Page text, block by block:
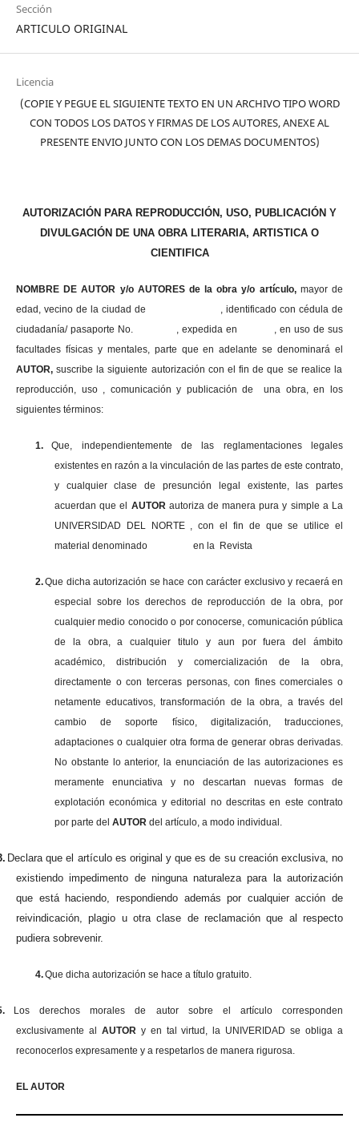
Sección
ARTICULO ORIGINAL
Licencia
(COPIE Y PEGUE EL SIGUIENTE TEXTO EN UN ARCHIVO TIPO WORD
CON TODOS LOS DATOS Y FIRMAS DE LOS AUTORES, ANEXE AL
PRESENTE ENVIO JUNTO CON LOS DEMAS DOCUMENTOS)
AUTORIZACIÓN PARA REPRODUCCIÓN, USO, PUBLICACIÓN Y
DIVULGACIÓN DE UNA OBRA LITERARIA, ARTISTICA O
CIENTIFICA
NOMBRE DE AUTOR y/o AUTORES de la obra y/o artículo, mayor de
edad, vecino de la ciudad de , identificado con cédula de
ciudadanía/ pasaporte No. , expedida en , en uso de sus
facultades físicas y mentales, parte que en adelante se denominará el
AUTOR,suscribe la siguiente autorización con el fin de que se realice la
reproducción, uso , comunicación y publicación de una obra, en los
siguientes términos:
1.
Que, independientemente de las reglamentaciones legales
existentes en razón a la vinculación de las partes de este contrato,
y cualquier clase de presunción legal existente, las partes
acuerdan que el AUTOR autoriza de manera pura y simple a La
UNIVERSIDAD DEL NORTE , con el fin de que se utilice el
material denominado en la Revista
2.Que dicha autorización se hace con carácter exclusivo y recaerá en
especial sobre los derechos de reproducción de la obra, por
cualquier medio conocido o por conocerse, comunicación pública
de la obra, a cualquier titulo y aun por fuera del ámbito
académico, distribución y comercialización de la obra,
directamente o con terceras personas, con fines comerciales o
netamente educativos, transformación de la obra, a través del
cambio de soporte físico, digitalización, traducciones,
adaptaciones o cualquier otra forma de generar obras derivadas.
No obstante lo anterior, la enunciación de las autorizaciones es
meramente enunciativa y no descartan nuevas formas de
explotación económica y editorial no descritas en este contrato
por parte del AUTORdel artículo, a modo individual.
Declara que el artículo es original y que es de su creación exclusiva, no
existiendo impedimento de ninguna naturaleza para la autorización
que está haciendo, respondiendo además por cualquier acción de
reivindicación, plagio u otra clase de reclamación que al respecto
pudiera sobrevenir.
4.Que dicha autorización se hace a título gratuito.
Los derechos morales de autor sobre el artículo corresponden
exclusivamente al AUTOR y en tal virtud, la UNIVERIDAD se obliga a
reconocerlos expresamente y a respetarlos de manera rigurosa.
EL AUTOR